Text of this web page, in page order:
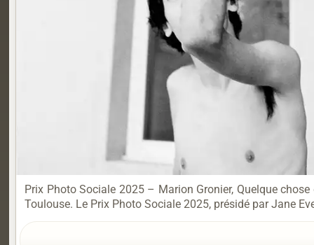
Prix Photo Sociale 2025 – Marion Gronier, Quelque
Toulouse. Le Prix Photo Sociale 2025, présidé par Jane